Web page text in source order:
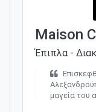
Maison
Έπιπλα -
μαγεία του